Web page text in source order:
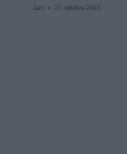
Jaro 27. októbra 2022